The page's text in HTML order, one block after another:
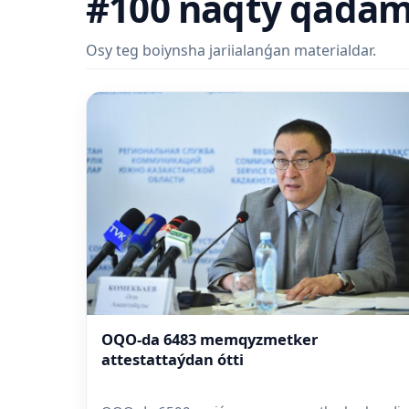
Osy teg boiynsha jariialanǵan materialdar.
OQO-da 6483 memqyzmetker
attestattaýdan ótti